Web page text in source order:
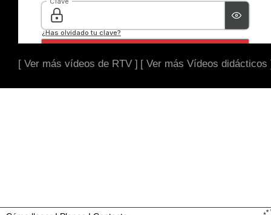
[ Ver más vídeos de RTV ] [ Ver más Vídeos didácticos